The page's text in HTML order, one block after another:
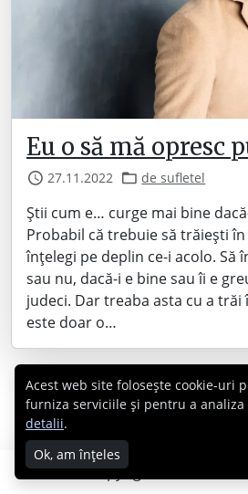
Eu o să mă opresc
27.11.2022 de sufletel
Știi cum e… curge mai bine
Probabil că trebuie să trăiești
înțelegi pe deplin ce-i acolo. Să
sau nu, dacă-i e bine sau îi e
judeci. Dar treaba asta cu a trăi
este doar o…
Copyright © 2007 -
Acest web site folosește cookie-uri
furniza serviciile și pentru a analiza
detalii.
Ok, am înțeles